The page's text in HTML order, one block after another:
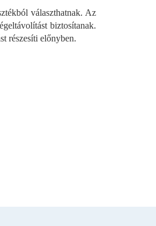
választhatnak. Az
biztosítanak.
részesíti előnyben.